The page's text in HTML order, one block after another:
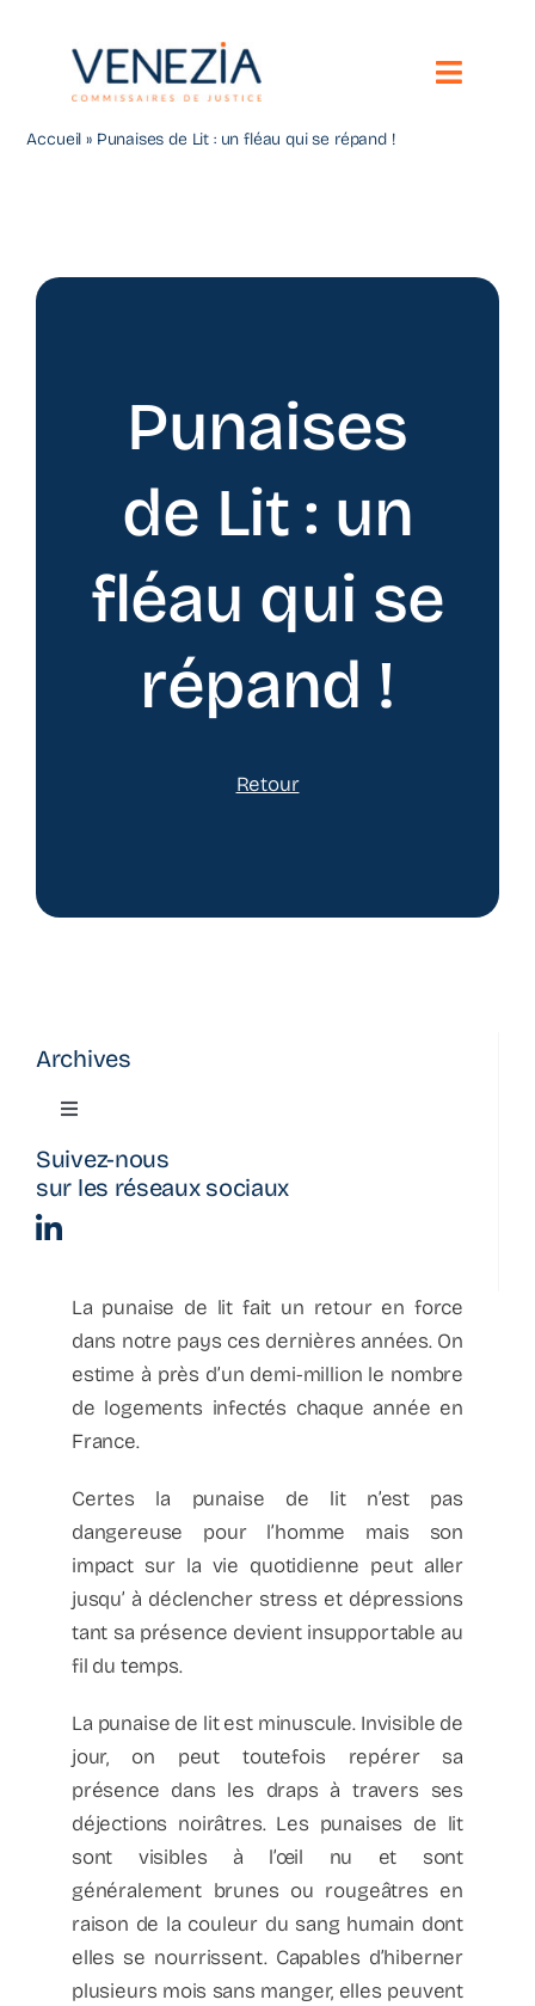
Toggle
Compétences territoriales
Accueil » Punaises de Lit : un fléau qui se répand !
Punaises
de Lit : un
fléau qui se
répand !
Retour
Archives
Toggle
Actualité
Bulletin d’information
Podcast
Suivez-nous
sur les réseaux sociaux
La punaise de lit fait un retour en force
dans notre pays ces dernières années. On
estime à près d’un demi-million le nombre
de logements infectés chaque année en
France.
Certes la punaise de lit n’est pas
dangereuse pour l’homme mais son
impact sur la vie quotidienne peut aller
jusqu’ à déclencher stress et dépressions
tant sa présence devient insupportable au
fil du temps.
La punaise de lit est minuscule. Invisible de
jour, on peut toutefois repérer sa
présence dans les draps à travers ses
déjections noirâtres. Les punaises de lit
sont visibles à l’œil nu et sont
généralement brunes ou rougeâtres en
raison de la couleur du sang humain dont
elles se nourrissent. Capables d’hiberner
plusieurs mois sans manger, elles peuvent